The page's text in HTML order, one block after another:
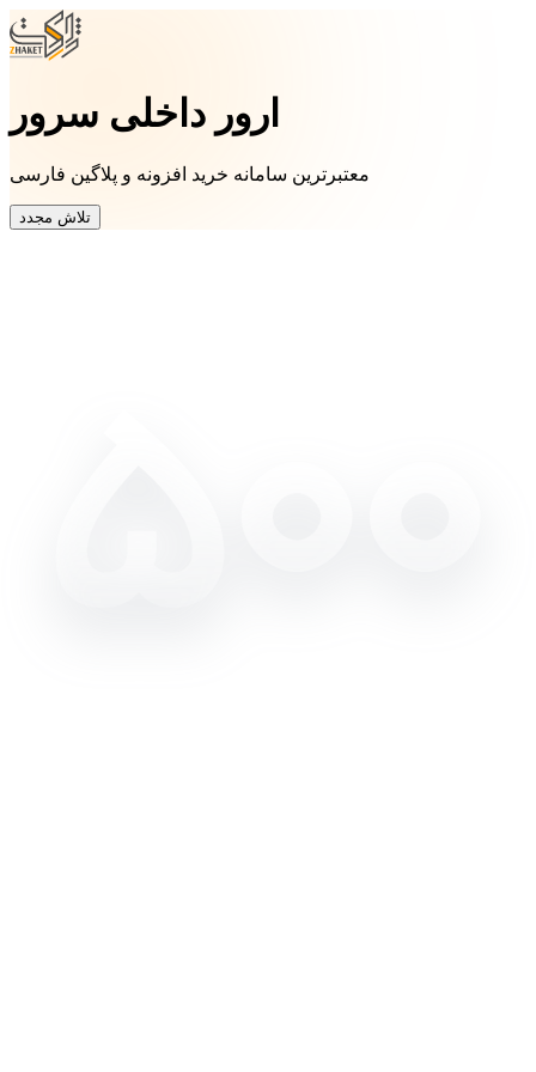
ارور داخلی سرور
معتبرترین سامانه خرید افزونه و پلاگین فارسی
تلاش مجدد